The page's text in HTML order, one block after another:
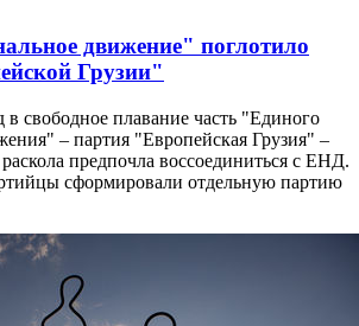
движение" поглотило
Грузии"
в свободное плавание часть "Единого
– партия "Европейская Грузия" –
предпочла воссоединиться с ЕНД.
сформировали отдельную партию